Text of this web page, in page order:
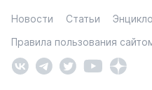
Новости Статьи
Правила пользования